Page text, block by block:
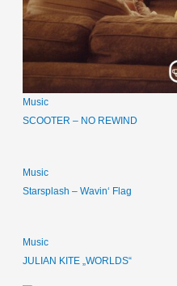
Music
SCOOTER – NO REWIND
Music
Starsplash – Wavin‘ Flag
Music
JULIAN KITE „WORLDS“